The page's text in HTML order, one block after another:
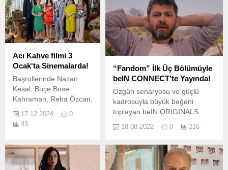
gönül sofrası iftarına
katılım sağladı.
Acı Kahve filmi 3
Ocak'ta Sinemalarda!
Başrollerinde Nazan
Kesal, Buçe Buse
Kahraman, Reha Özcan,
Benian Dönmez ve
Name Önal'ın yer aldığı,
koltuğunda Soner Sert'in
oturduğu Rodin Film
17.12.2024
0
43
“Fandom” İlk Üç Bölümüyle
beIN CONNECT’te Yayında!
Özgün senaryosu ve güçlü
kadrosuyla büyük beğeni
toplayan beIN ORIGINALS
platformu beIN
buluşuyor.
18.08.2022 0 216